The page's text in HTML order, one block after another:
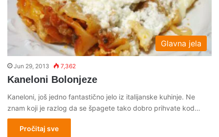
Glavna jela
Jun 29, 2013 7,362
Kaneloni Bolonjeze
Kaneloni, još jedno fantastično jelo iz italijanske kuhinje. Ne
znam koji je razlog da se špagete tako dobro prihvate kod…
Pročitaj sve